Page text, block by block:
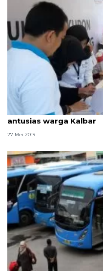
Program mudik gratis
antusias warga Kalbar
27 Mei 2019